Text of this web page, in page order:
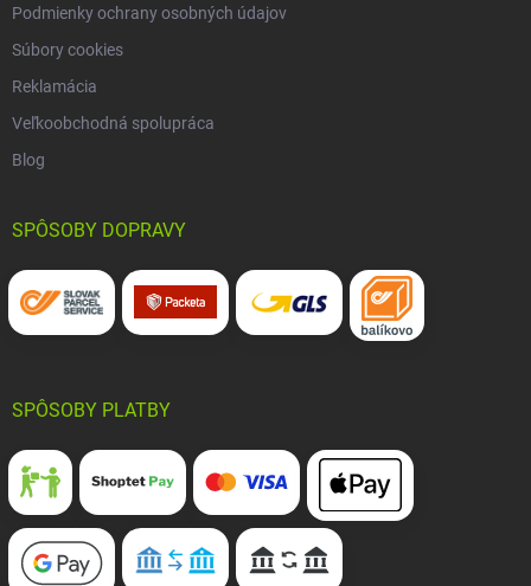
Podmienky ochrany osobných údajov
Súbory cookies
Reklamácia
Veľkoobchodná spolupráca
Blog
SPÔSOBY DOPRAVY
SPÔSOBY PLATBY